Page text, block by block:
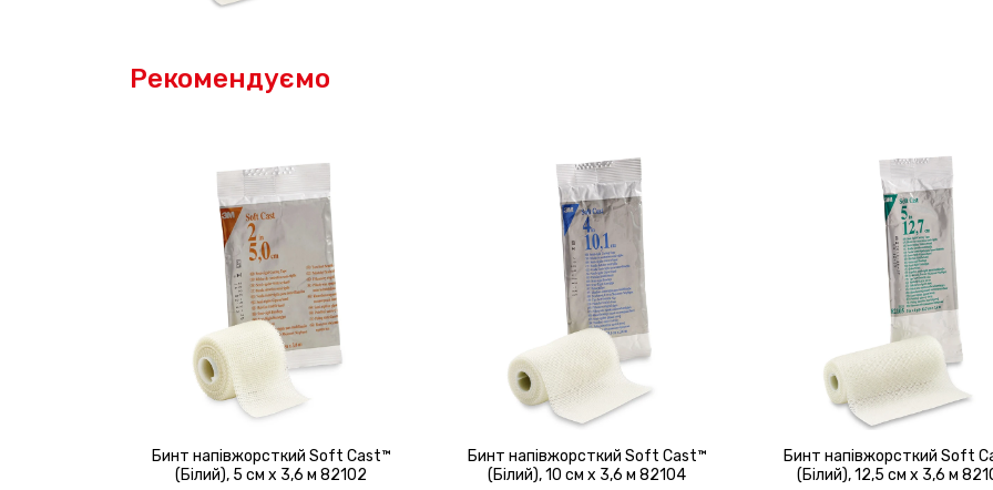
Рекомендуємо
Бинт напівжорсткий Soft Cast™
(Білий), 5 см х 3,6 м 82102
Бинт напівжорсткий Soft Cast™
(Білий), 10 см х 3,6 м 82104
Бинт напівжорсткий Soft
(Білий), 12,5 см х 3,6 м